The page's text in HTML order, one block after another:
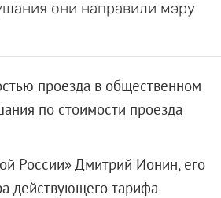
они направили мэру
проезда в общественном
по стоимости проезда
России» Дмитрий Ионин, его
действующего тарифа